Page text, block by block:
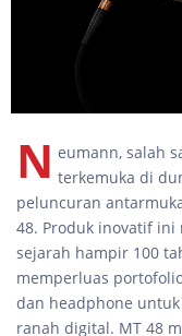
N eumann, salah
terkemuka di
peluncuran
48. Produk inovatif
sejarah hampir 100
memperluas
dan headphone
ranah digital. MT 48